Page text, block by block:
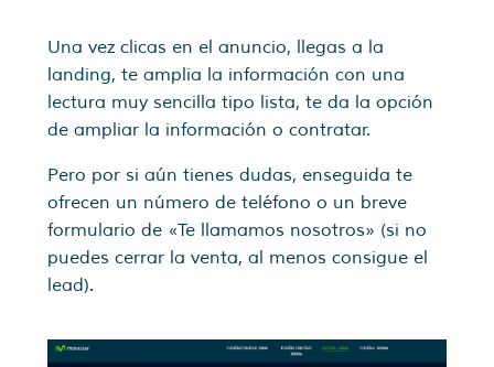
Una vez clicas en el anuncio, llegas a la
landing, te amplia la información con una
lectura muy sencilla tipo lista, te da la opción
de ampliar la información o contratar.
Pero por si aún tienes dudas, enseguida te
ofrecen un número de teléfono o un breve
formulario de «Te llamamos nosotros» (si no
puedes cerrar la venta, al menos consigue el
lead).